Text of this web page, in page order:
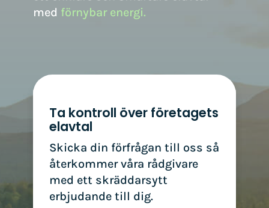
med förnybar energi.
Ta kontroll över företagets
elavtal
Skicka din förfrågan till oss så
återkommer våra rådgivare
med ett skräddarsytt
erbjudande till dig.